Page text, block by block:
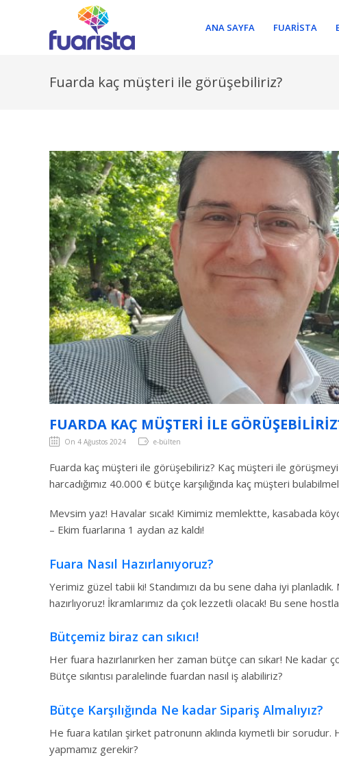
ANA SAYFA FUARISTA
Fuarda kaç müşteri ile görüşebiliriz?
FUARDA KAÇ MÜŞTERI ILE
On 4 Ağustos 2024 e-bülten
Fuarda kaç müşteri ile görüşebiliriz? Kaç müşteri ile
harcadığımız 40.000 € bütçe karşılığında kaç müşteri
Mevsim yaz! Havalar sıcak! Kimimiz memlektte, kasabada
– Ekim fuarlarına 1 aydan az kaldı!
Fuara Nasıl Hazırlanıyoruz?
Yerimiz güzel tabii ki! Standımızı da bu sene daha iyi
hazırlıyoruz! İkramlarımız da çok lezzetli olacak! Bu sene
Bütçemiz biraz can sıkıcı!
Her fuara hazırlanırken her zaman bütçe can sıkar! Ne
Bütçe sıkıntısı paralelinde fuardan nasıl iş alabiliriz?
Bütçe Karşılığında Ne kadar Sipariş Almalıyız?
He fuara katılan şirket patronunn aklında kıymetli bir sorudur.
yapmamız gerekir?